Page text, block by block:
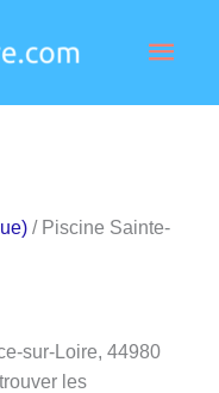
/ Piscine Sainte-
sur-Loire, 44980
les